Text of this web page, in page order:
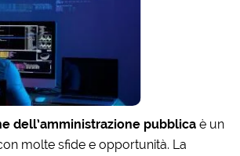
dell’amministrazione pubblica è un
molte sfide e opportunità. La